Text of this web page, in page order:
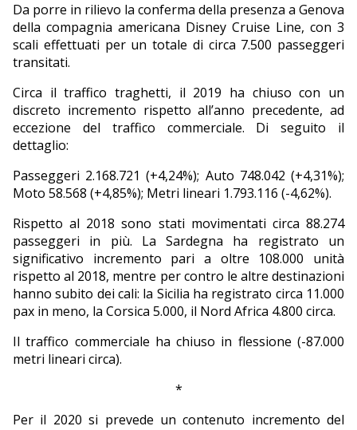
Da porre in rilievo la conferma della presenza a Genova
della compagnia americana Disney Cruise Line, con 3
scali effettuati per un totale di circa 7.500 passeggeri
transitati.
Circa il traffico traghetti, il 2019 ha chiuso con un
discreto incremento rispetto all’anno precedente, ad
eccezione del traffico commerciale. Di seguito il
dettaglio:
Passeggeri 2.168.721 (+4,24%); Auto 748.042 (+4,31%);
Moto 58.568 (+4,85%); Metri lineari 1.793.116 (-4,62%).
Rispetto al 2018 sono stati movimentati circa 88.274
passeggeri in più. La Sardegna ha registrato un
significativo incremento pari a oltre 108.000 unità
rispetto al 2018, mentre per contro le altre destinazioni
hanno subito dei cali: la Sicilia ha registrato circa 11.000
pax in meno, la Corsica 5.000, il Nord Africa 4.800 circa.
Il traffico commerciale ha chiuso in flessione (-87.000
metri lineari circa).
*
Per il 2020 si prevede un contenuto incremento del